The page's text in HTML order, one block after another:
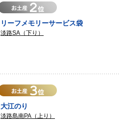
リーフメモリーサービス袋
淡路SA（下り）
大江のり
淡路島南PA（上り）